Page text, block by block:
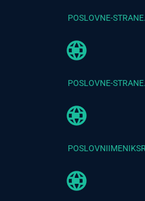
POSLOVNE-
POSLOVNE-